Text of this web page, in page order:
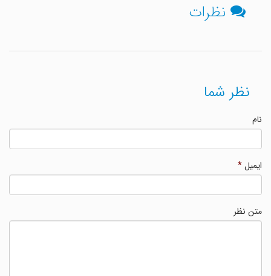
نظرات
نظر شما
ایمیل*
متن نظر